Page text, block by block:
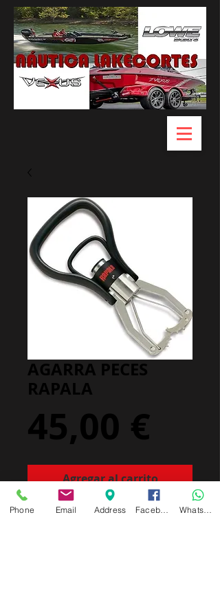
AGARRA PECES
RAPALA
45,00 €
Agregar al carrito
Phone Email Address